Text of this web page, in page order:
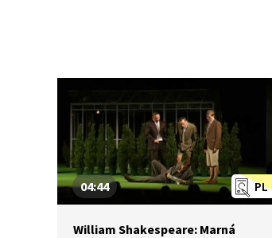
PL
04:44
William Shakespeare: Marná